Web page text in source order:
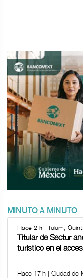
MINUTO A MINUTO
Hace 2 h | Tulum,
Titular de Sectur
turístico en el
Hace 17 h | Ciudad de